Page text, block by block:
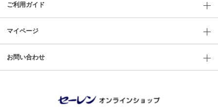
ご利用ガイド
マイページ
お問い合わせ